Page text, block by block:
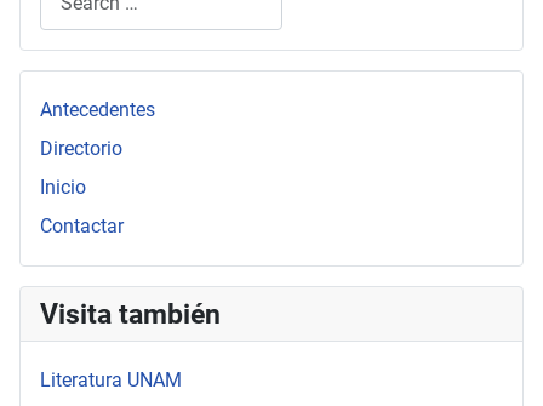
Antecedentes
Directorio
Inicio
Contactar
Visita también
Literatura UNAM